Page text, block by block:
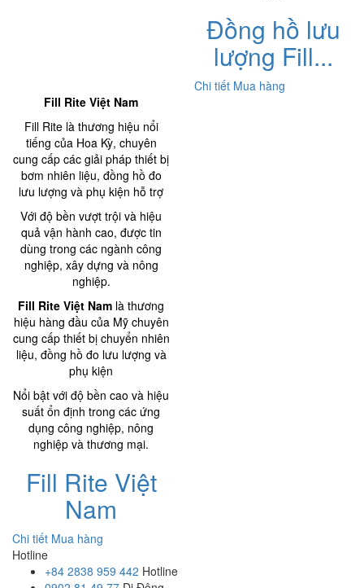
Đồng hồ lưu
lượng Fill...
Chi tiết Mua hàng
Fill Rite Việt Nam
Fill Rite là thương hiệu nổi
tiếng của Hoa Kỳ, chuyên
cung cấp các giải pháp thiết bị
bơm nhiên liệu, đồng hồ đo
lưu lượng và phụ kiện hỗ trợ
Với độ bền vượt trội và hiệu
quả vận hành cao, được tin
dùng trong các ngành công
nghiệp, xây dựng và nông
nghiệp.
Fill Rite Việt Nam là thương
hiệu hàng đầu của Mỹ chuyên
cung cấp thiết bị chuyển nhiên
liệu, đồng hồ đo lưu lượng và
phụ kiện
Nổi bật với độ bền cao và hiệu
suất ổn định trong các ứng
dụng công nghiệp, nông
nghiệp và thương mại.
Fill Rite Việt
Nam
Chi tiết Mua hàng
Hotline
+84 2838 959 442 Hotline